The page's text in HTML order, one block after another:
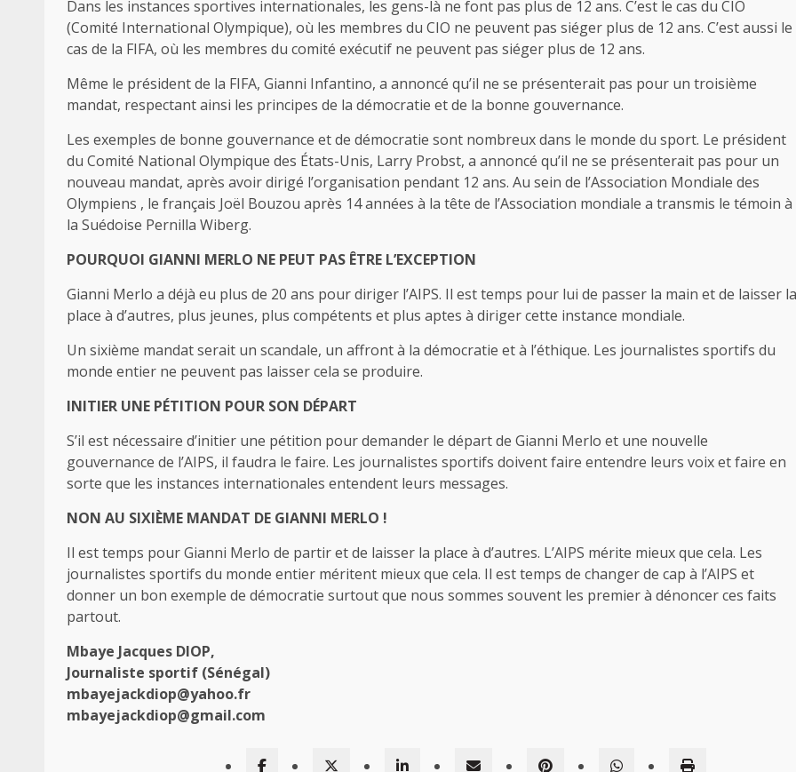
Dans les instances sportives internationales, les gens-là ne font pas plus de 12 ans. C’est le cas du CIO
(Comité International Olympique), où les membres du CIO ne peuvent pas siéger plus de 12 ans. C’est aussi le
cas de la FIFA, où les membres du comité exécutif ne peuvent pas siéger plus de 12 ans.
Même le président de la FIFA, Gianni Infantino, a annoncé qu’il ne se présenterait pas pour un troisième
mandat, respectant ainsi les principes de la démocratie et de la bonne gouvernance.
Les exemples de bonne gouvernance et de démocratie sont nombreux dans le monde du sport. Le président
du Comité National Olympique des États-Unis, Larry Probst, a annoncé qu’il ne se présenterait pas pour un
nouveau mandat, après avoir dirigé l’organisation pendant 12 ans. Au sein de l’Association Mondiale des
Olympiens , le français Joël Bouzou après 14 années à la tête de l’Association mondiale a transmis le témoin à
la Suédoise Pernilla Wiberg.
POURQUOI GIANNI MERLO NE PEUT PAS ÊTRE L’EXCEPTION
Gianni Merlo a déjà eu plus de 20 ans pour diriger l’AIPS. Il est temps pour lui de passer la main et de laisser la
place à d’autres, plus jeunes, plus compétents et plus aptes à diriger cette instance mondiale.
Un sixième mandat serait un scandale, un affront à la démocratie et à l’éthique. Les journalistes sportifs du
monde entier ne peuvent pas laisser cela se produire.
INITIER UNE PÉTITION POUR SON DÉPART
S’il est nécessaire d’initier une pétition pour demander le départ de Gianni Merlo et une nouvelle
gouvernance de l’AIPS, il faudra le faire. Les journalistes sportifs doivent faire entendre leurs voix et faire en
sorte que les instances internationales entendent leurs messages.
NON AU SIXIÈME MANDAT DE GIANNI MERLO !
Il est temps pour Gianni Merlo de partir et de laisser la place à d’autres. L’AIPS mérite mieux que cela. Les
journalistes sportifs du monde entier méritent mieux que cela. Il est temps de changer de cap à l’AIPS et
donner un bon exemple de démocratie surtout que nous sommes souvent les premier à dénoncer ces faits
partout.
Mbaye Jacques DIOP,
Journaliste sportif (Sénégal)
mbayejackdiop@yahoo.fr
mbayejackdiop@gmail.com